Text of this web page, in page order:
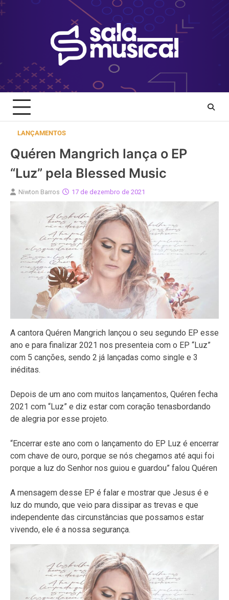
Skip
to
LANÇAMENTOS
Quéren Mangrich lança o EP
“Luz” pela Blessed Music
Niwton Barros 17 de dezembro de 2021
A cantora Quéren Mangrich lançou o seu segundo EP esse
ano e para finalizar 2021 nos presenteia com o EP “Luz”
com 5 canções, sendo 2 já lançadas como single e 3
inéditas.
Depois de um ano com muitos lançamentos, Quéren fecha
2021 com “Luz” e diz estar com coração tenasbordando
de alegria por esse projeto.
“Encerrar este ano com o lançamento do EP Luz é encerrar
com chave de ouro, porque se nós chegamos até aqui foi
porque a luz do Senhor nos guiou e guardou” falou Quéren
A mensagem desse EP é falar e mostrar que Jesus é e
luz do mundo, que veio para dissipar as trevas e que
independente das circunstâncias que possamos estar
vivendo, ele é a nossa segurança.